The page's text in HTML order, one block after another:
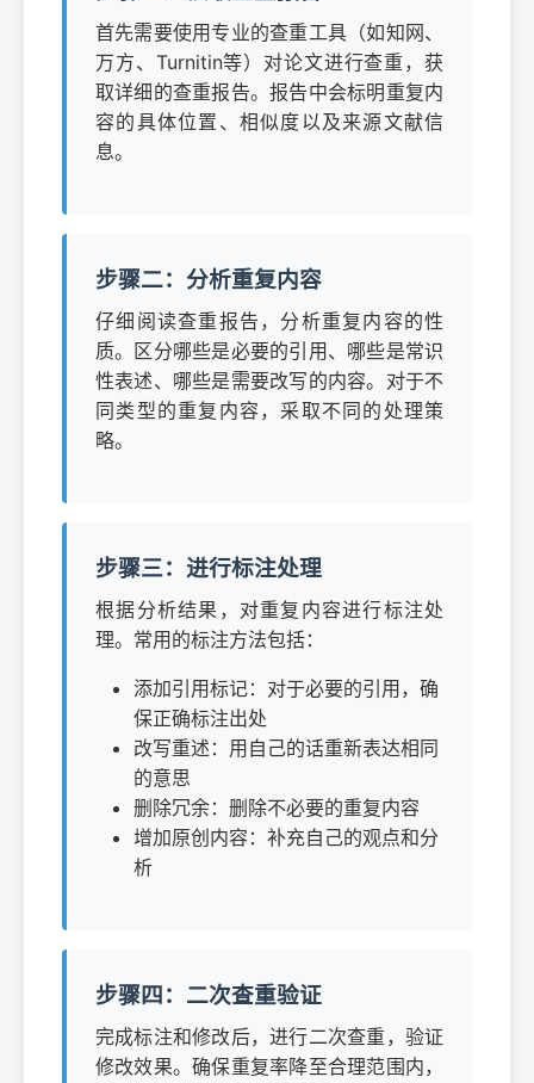
首先需要使用专业的查重工具（如知网、
万方、Turnitin等）对论文进行查重，获
取详细的查重报告。报告中会标明重复内
容的具体位置、相似度以及来源文献信
息。
步骤二：分析重复内容
仔细阅读查重报告，分析重复内容的性
质。区分哪些是必要的引用、哪些是常识
性表述、哪些是需要改写的内容。对于不
同类型的重复内容，采取不同的处理策
略。
步骤三：进行标注处理
根据分析结果，对重复内容进行标注处
理。常用的标注方法包括：
添加引用标记：对于必要的引用，确
保正确标注出处
改写重述：用自己的话重新表达相同
的意思
删除冗余：删除不必要的重复内容
增加原创内容：补充自己的观点和分
析
步骤四：二次查重验证
完成标注和修改后，进行二次查重，验证
修改效果。确保重复率降至合理范围内，